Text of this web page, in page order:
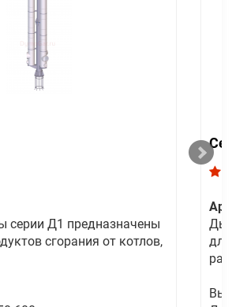
серии Д1 предназначены
сгорания от котлов,